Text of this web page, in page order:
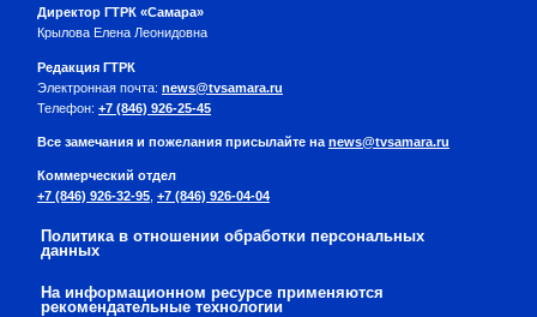
Директор ГТРК «Самара»
Крылова Елена Леонидовна
Редакция ГТРК
Электронная почта: news@tvsamara.ru
Телефон: +7 (846) 926-25-45
Все замечания и пожелания присылайте на news@tvsamara.ru
Коммерческий отдел
+7 (846) 926-32-95 +7 (846) 926-04-04
Политика в отношении обработки персональных
данных
На информационном ресурсе применяются
рекомендательные технологии